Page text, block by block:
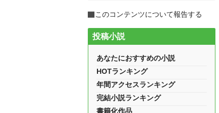
このコンテンツについて報告する
投稿小説
あなたにおすすめの小説
HOTランキング
年間アクセスランキング
完結小説ランキング
書籍化作品